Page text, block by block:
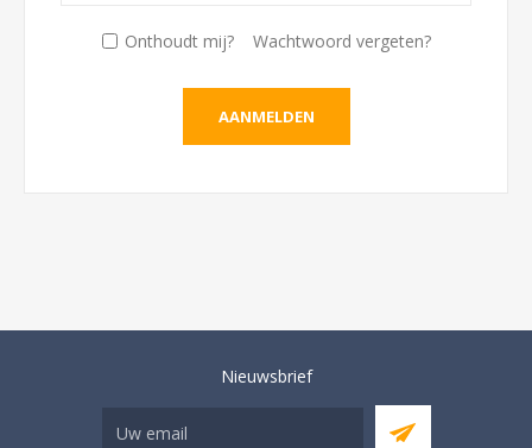
Onthoudt mij? Wachtwoord vergeten?
Nieuwsbrief